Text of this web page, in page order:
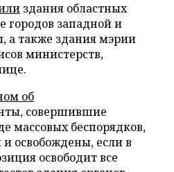
здания областных
городов западной и
а также здания мэрии
министерств,
об
совершившие
массовых беспорядков,
освобождены, если в
освободит все